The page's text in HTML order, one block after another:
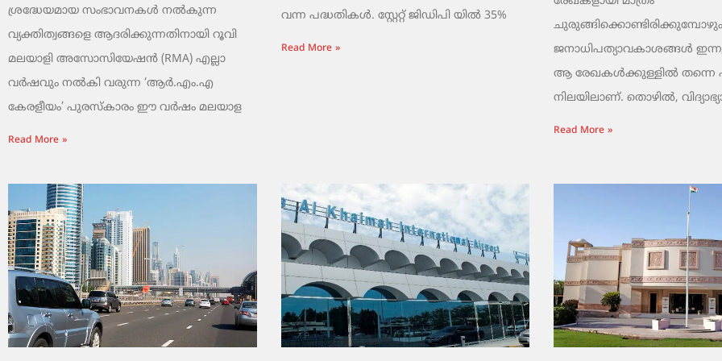
ശ്രദ്ധേയമായ സംഭാവനകൾ നൽകുന്ന
വ്യക്തിത്വങ്ങളെ ആദരിക്കുന്നതിനായി റൂവി
മലയാളി അസോസിയേഷൻ (RMA) എല്ലാ
വർഷവും നൽകി വരുന്ന ‘ആർ.എം.എ
കേരളീയം’ പുരസ്‌കാരം ഈ വർഷം മലയാള
Read More »
വന്ന പദ്ധതികൾ. സ്റ്റേറ്റ് ജിഡിപി യിൽ 35%
Read More »
ജനാധിപത്യാവകാശങ്ങൾ
ആ രേഖകൾക്കുള്ളിൽ തന്നെ
നിലയിലാണ്. തൊഴിൽ,
Read More »